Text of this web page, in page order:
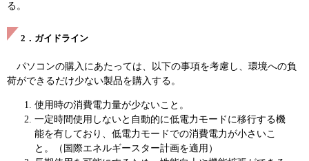
る。
2．ガイドライン
パソコンの購入にあたっては、以下の事項を考慮し、環境への負
荷ができるだけ少ない製品を購入する。
使用時の消費電力量が少ないこと。
一定時間使用しないと自動的に低電力モードに移行する機
能を有しており、低電力モードでの消費電力が小さいこ
と。（国際エネルギースター計画を適用）